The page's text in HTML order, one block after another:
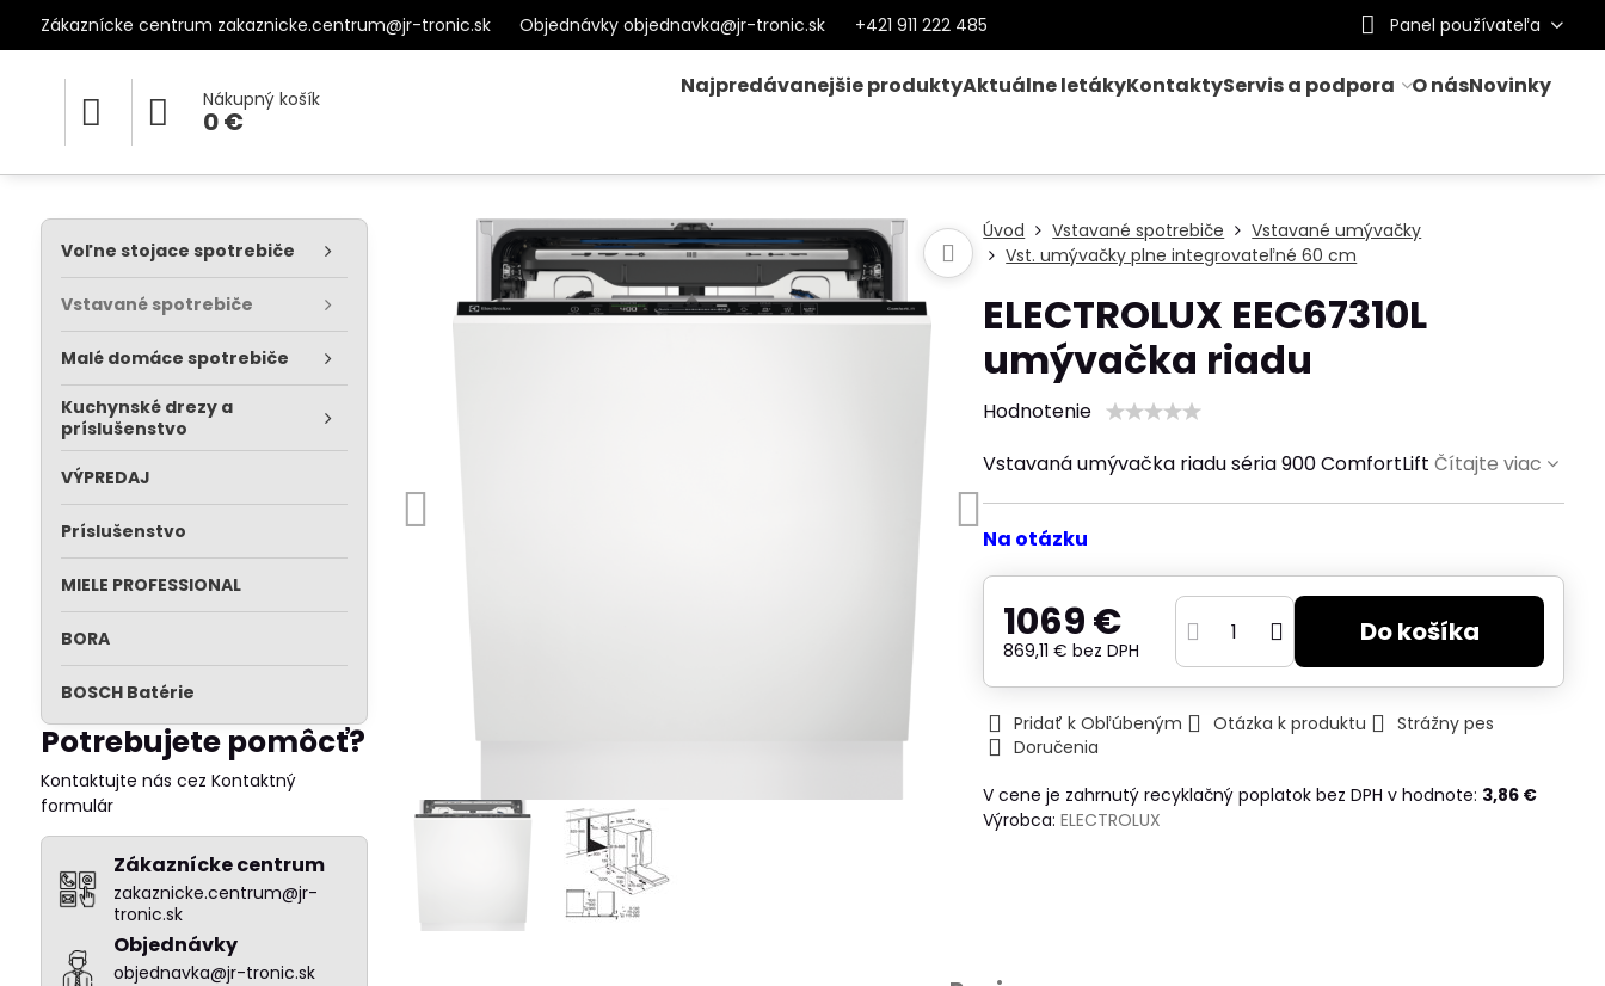
Zákaznícke centrum zakaznicke.centrum@jr-tronic.sk Objednávky objednavka@jr-tronic.sk +421 911 222 485 Panel používateľa
Nákupný košík
0 €
Najpredávanejšie produktyAktuálne letákyKontaktyServis a podpora O násNovinky
Úvod Vstavané spotrebiče
Vstavané umývačky
Vst. umývačky plne integrovateľné 60 cm
ELECTROLUX EEC67310L
umývačka riadu
Hodnotenie
Vstavaná umývačka riadu séria 900 ComfortLiftČítajte viac
Na otázku
1069 €
869,11 €bez DPH
Do košíka
Pridať k Obľúbeným Otázka k produktu
Strážny pes
Doručenia
V cene je zahrnutý recyklačný poplatok bez DPH v hodnote: 3,86 €
Výrobca:ELECTROLUX
Voľne stojace spotrebiče
Vstavané spotrebiče
Malé domáce spotrebiče
Kuchynské drezy a
príslušenstvo
VÝPREDAJ
Príslušenstvo
MIELE PROFESSIONAL
BORA
BOSCH Batérie
Potrebujete pomôcť?
Kontaktujte nás cez Kontaktný
formulár
Zákaznícke centrum
zakaznicke.centrum@jr-
tronic.sk
Objednávky
objednavka@jr-tronic.sk